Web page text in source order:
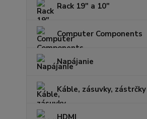
Rack 19" a 10"
Computer Components
Napájanie
Káble, zásuvky, zástrčky
HDMI